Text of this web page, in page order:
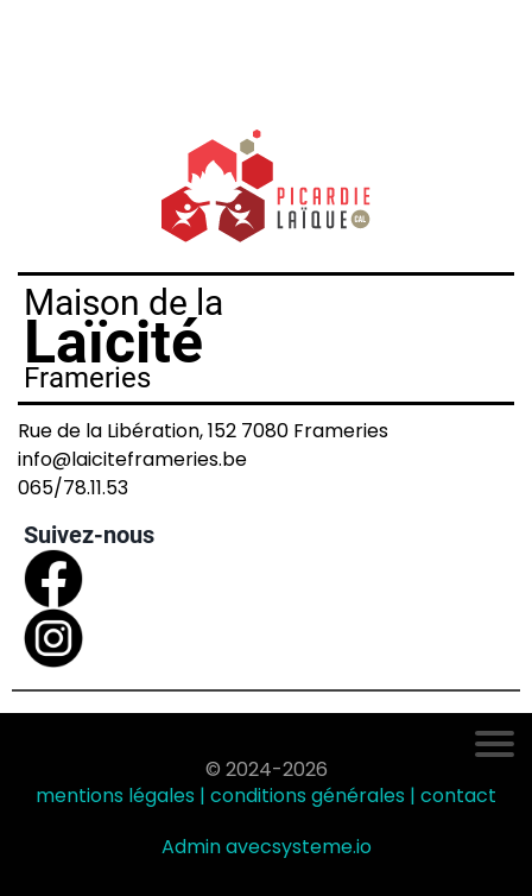
Maison de la
Laïcité
Frameries
Rue de la Libération, 152 7080 Frameries
info@laiciteframeries.be
065/78.11.53
Suivez-nous
© 2024-2026
mentions légales | conditions générales | contact
Admin avecsysteme.io